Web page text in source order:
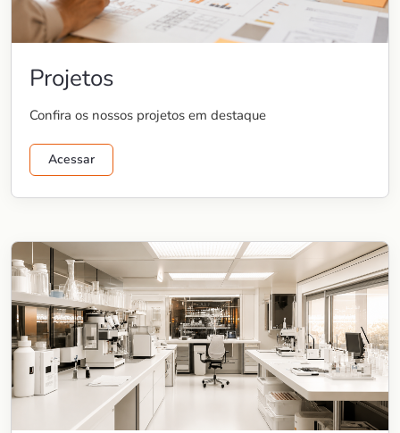
Projetos
Confira os nossos projetos em destaque
Acessar